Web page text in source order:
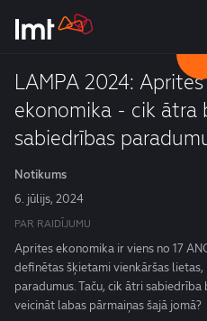
LAMPA 2024: Aprites
ekonomika - cik ātra
sabiedrības
Notikums
6. jūlijs, 2024
PAR RAIDĪJUMU
Aprites ekonomika ir viens no 17
definētas šķietami vienkāršas
paradumus. Taču, cik ātri
veicināt labas pārmaiņas šajā jomā?